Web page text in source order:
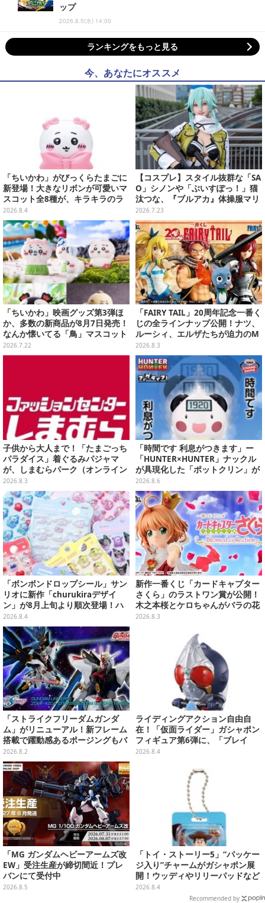
ップ
2026.8.5(水) 14:00
ランキングをもっと見る
今、あなたにオススメ
「ちいかわ」がびっくらたまごに
新登場！大きなリボンが可愛いマ
スコット全8種が、キラキラのラ
メ入り入浴剤から飛び出す
2026.8.4
【コスプレ】スタイル抜群な「SA
O」シノンや「ぶいすぽっ！」猫
汰つな、『ブルアカ』体操服マリ
ーまで“アコスタ池袋”美麗レイヤ
ー11選【写真50枚】
2026.7.23
「ちいかわ」映画グッズ第3弾ほ
か、多数の新商品が8月7日発売！
なんか懐いてる「鳥」マスコット
や場面写アイテムなど必見のライ
ンナップ
2026.7.22
「FAIRY TAIL」20周年記念一番く
じの全ラインナップ公開！ナツ、
ルーシィ、エルザたちが迫力のM
ASTERLISEで初登場
2026.8.3
子供から大人まで！「たまごっち
パラダイス」着ぐるみパジャマ
が、しまむらパーク（オンライン
ストア）にて受注生産
2026.8.3
「時間です 利息がつきます」ー
「HUNTER×HUNTER」ナックル
が具現化した「ポットクリン」が
貯金箱としてプライズ展開
2026.8.6
「ボンボンドロップシール」サン
リオに新作「churukiraデザイ
ン」が8月上旬より順次登場！ハ
ローキティ、はぴだんぶいなど全
8種類
2026.8.4
新作一番くじ「カードキャプター
さくら」のラストワン賞が公開！
木之本桜とケロちゃんがバラの花
びらに包まれている姿で立体化
2026.8.3
「ストライクフリーダムガンダ
ム」がリニューアル！新フレーム
搭載で躍動感あるポージングもバ
ッチリ
2026.8.2
ライディングアクション自由自
在！「仮面ライダー」ガシャポン
フィギュア第6弾に、「ブレイ
ド」「フォーゼ」など全4種
2026.8.4
「MG ガンダムヘビーアームズ改
EW」受注生産が締切間近！プレ
バンにて受付中
2026.8.5
「トイ・ストーリー5」“パッケー
ジ入り”チャームがガシャポン展
開！ウッディやリリーパッドなど
全5種、裏面はキャラクターごと
に異なるデザイン
2026.8.4
Recommended by